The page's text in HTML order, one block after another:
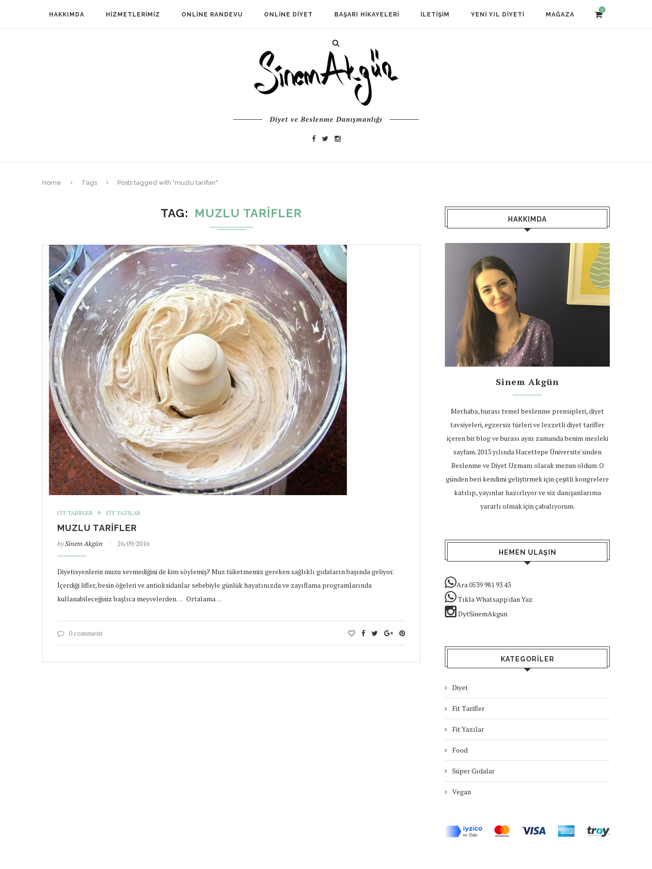
HAKKIMDA HIZMETLERIMIZ ONLINE RANDEVU ONLINE DIYET BAŞARI HIKAYELERI İLETIŞIM YENI YIL DIYETI MAĞAZA
0
Diyet ve Beslenme Danışmanlığı
Home Tags Posts tagged with "muzlu tarifler"
TAG MUZLU TARIFLER
FIT TARIFLER FIT YAZILAR
MUZLU TARIFLER
bySinem Akgün 26/09/2016
Diyetisyenlerin muzu sevmediğini de kim söylemiş? Muz tüketmemiz gereken sağlıklı gıdaların başında geliyor.
İçerdiği lifler, besin öğeleri ve antioksidanlar sebebiyle günlük hayatınızda ve zayıflama programlarında
kullanabileceğiniz başlıca meyvelerden… Ortalama…
0 comment
HAKKIMDA
Sinem Akgün
Merhaba, burası temel beslenme prensipleri, diyet
tavsiyeleri, egzersiz türleri ve lezzetli diyet tarifler
içeren bir blog ve burası aynı zamanda benim mesleki
sayfam. 2013 yılında Hacettepe Üniversite'sinden
Beslenme ve Diyet Uzmanı olarak mezun oldum. O
günden beri kendimi geliştirmek için çeşitli kongrelere
katılıp, yayınlar hazırlıyor ve siz danışanlarıma
yararlı olmak için çabalıyorum.
HEMEN ULAŞIN
Ara 0539 981 93 43
Tıkla Whatsapp'dan Yaz
DytSinemAkgun
KATEGORILER
Diyet
Fit Tarifler
Fit Yazılar
Food
Süper Gıdalar
Vegan